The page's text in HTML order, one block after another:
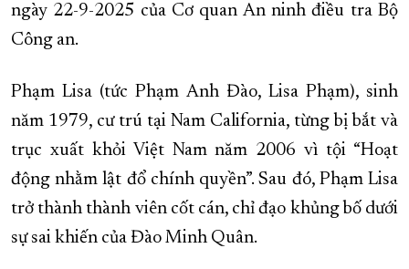
ngày 22-9-2025 của Cơ quan An ninh điều tra Bộ
Công an.
Phạm Lisa (tức Phạm Anh Đào, Lisa Phạm), sinh
năm 1979, cư trú tại Nam California, từng bị bắt và
trục xuất khỏi Việt Nam năm 2006 vì tội “Hoạt
động nhằm lật đổ chính quyền”. Sau đó, Phạm Lisa
trở thành thành viên cốt cán, chỉ đạo khủng bố dưới
sự sai khiến của Đào Minh Quân.